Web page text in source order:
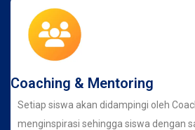
Coaching & Mentoring
Setiap siswa akan didampingi oleh
menginspirasi sehingga siswa dengan